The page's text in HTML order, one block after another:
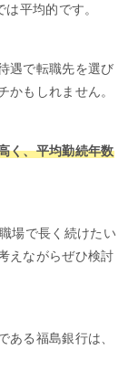
平均的です。
遇で転職先を選び
かもしれません。
く、平均勤続年数
場で長く続けたい
えながらぜひ検討
ある福島銀行は、